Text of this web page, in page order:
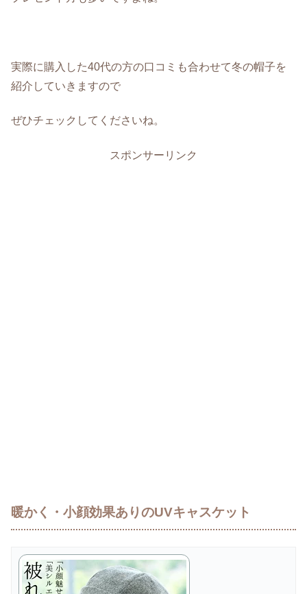
実際に購入した40代の方の口コミも合わせて冬の帽子を
紹介していきますので
ぜひチェックしてくださいね。
スポンサーリンク
暖かく・小顔効果ありのUVキャスケット